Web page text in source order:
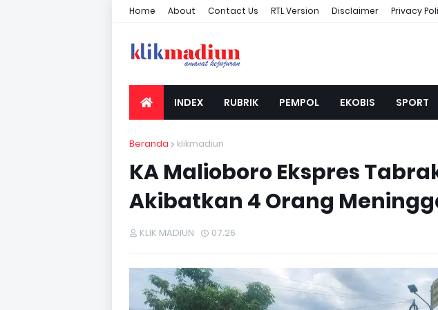
Home About Contact Us RTL Version Disclaimer Privacy
INDEX RUBRIK PEMPOL EKOBIS SPORT
Beranda klikmadiun
KA Malioboro Ekspres
Akibatkan 4 Orang
KLIK MADIUN 07.26